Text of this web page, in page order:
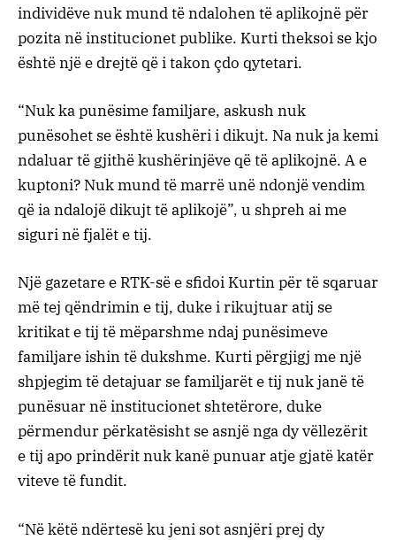
individëve nuk mund të ndalohen të aplikojnë për
pozita në institucionet publike. Kurti theksoi se kjo
është një e drejtë që i takon çdo qytetari.
“Nuk ka punësime familjare, askush nuk
punësohet se është kushëri i dikujt. Na nuk ja kemi
ndaluar të gjithë kushërinjëve që të aplikojnë. A e
kuptoni? Nuk mund të marrë unë ndonjë vendim
që ia ndalojë dikujt të aplikojë”, u shpreh ai me
siguri në fjalët e tij.
Një gazetare e RTK-së e sfidoi Kurtin për të sqaruar
më tej qëndrimin e tij, duke i rikujtuar atij se
kritikat e tij të mëparshme ndaj punësimeve
familjare ishin të dukshme. Kurti përgjigj me një
shpjegim të detajuar se familjarët e tij nuk janë të
punësuar në institucionet shtetërore, duke
përmendur përkatësisht se asnjë nga dy vëllezërit
e tij apo prindërit nuk kanë punuar atje gjatë katër
viteve të fundit.
“Në këtë ndërtesë ku jeni sot asnjëri prej dy